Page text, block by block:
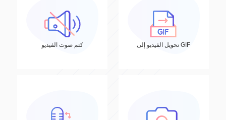
كتم صوت الفيديو تحويل الفيديو إلى GIF